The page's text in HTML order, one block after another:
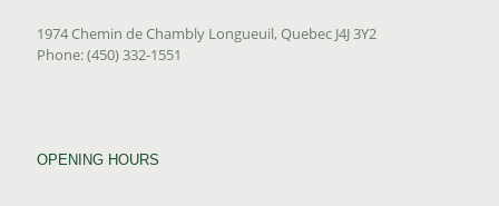
1974 Chemin de Chambly Longueuil, Quebec J4J 3Y2
Phone: (450) 332-1551
OPENING HOURS